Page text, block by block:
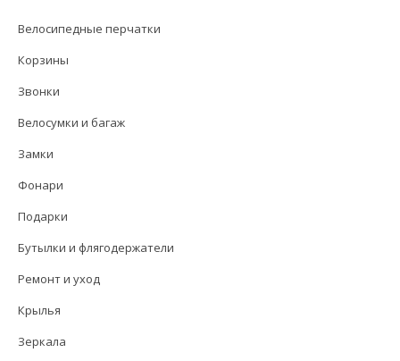
Велосипедные перчатки
Корзины
Звонки
Велосумки и багаж
Замки
Фонари
Подарки
Бутылки и флягодержатели
Ремонт и уход
Крылья
Зеркала